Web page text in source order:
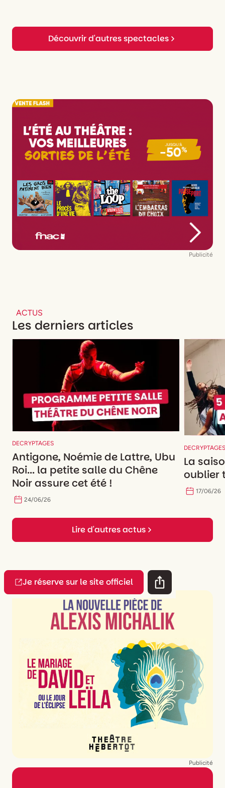
Fabrication décorEclektik Sceno
Découvrir d'autres spectacles
Publicité
ACTUS
Les derniers articles
DECRYPTAGES
Antigone, Noémie de Lattre, Ubu
Roi... la petite salle du Chêne
Noir assure cet été !
24/06/26
La
oublier
17/06/26
Lire d'autres actus
Je réserve sur le site officiel
Publicité